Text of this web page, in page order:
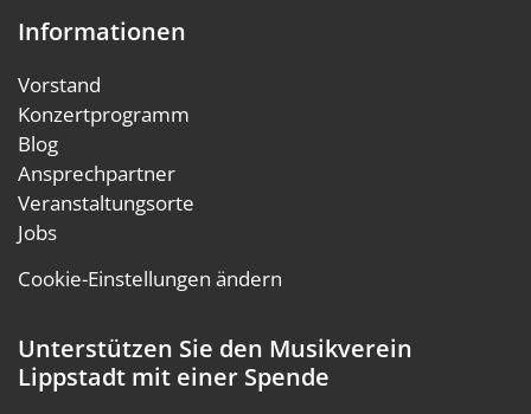
Informationen
Vorstand
Konzertprogramm
Blog
Ansprechpartner
Veranstaltungsorte
Jobs
Cookie-Einstellungen ändern
Unterstützen Sie den Musikverein
Lippstadt mit einer Spende